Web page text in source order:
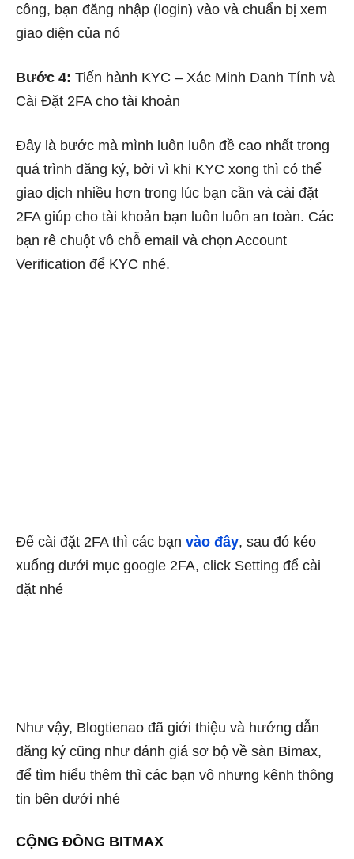
công, bạn đăng nhập (login) vào và chuẩn bị xem
giao diện của nó
Bước 4: Tiến hành KYC – Xác Minh Danh Tính và
Cài Đặt 2FA cho tài khoản
Đây là bước mà mình luôn luôn đề cao nhất trong
quá trình đăng ký, bởi vì khi KYC xong thì có thể
giao dịch nhiều hơn trong lúc bạn cần và cài đặt
2FA giúp cho tài khoản bạn luôn luôn an toàn. Các
bạn rê chuột vô chỗ email và chọn Account
Verification để KYC nhé.
Để cài đặt 2FA thì các bạn vào đây, sau đó kéo
xuống dưới mục google 2FA, click Setting để cài
đặt nhé
Như vậy, Blogtienao đã giới thiệu và hướng dẫn
đăng ký cũng như đánh giá sơ bộ về sàn Bimax,
để tìm hiểu thêm thì các bạn vô nhưng kênh thông
tin bên dưới nhé
CỘNG ĐỒNG BITMAX